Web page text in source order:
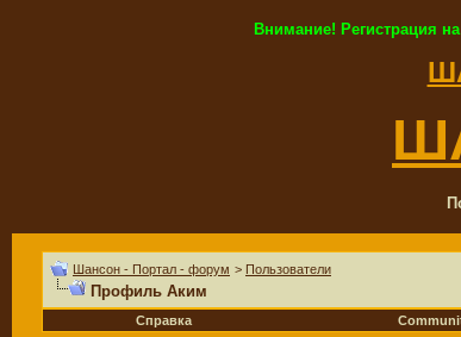
Внимание! Регистрация
Шансон - Портал - форум > Пользователи
Профиль Аким
Справка